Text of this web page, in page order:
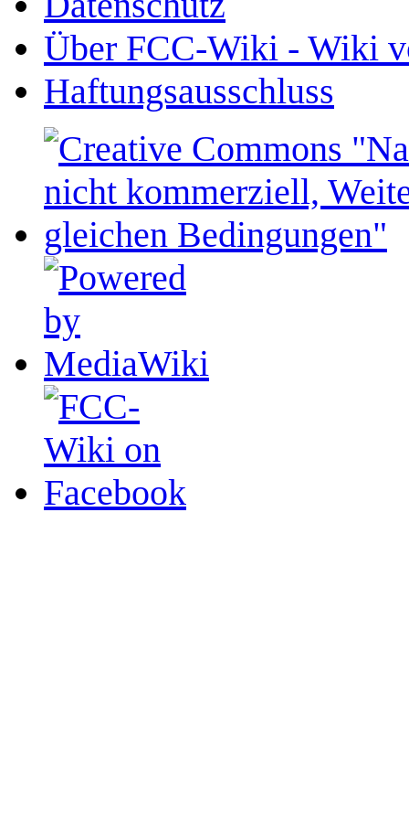
Über FCC-Wiki - Wiki
Haftungsausschluss